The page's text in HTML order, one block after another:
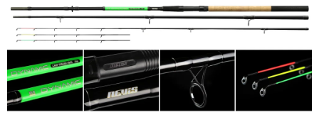
ARÓMY
KRMIVÁ,NÁSTRAHY
BIŽUTERIA-DOPLNKY